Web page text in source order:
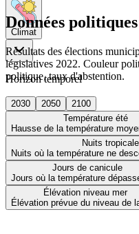
Climat
Horizon temporel
2030 2050
2100
Température été
Hausse de la température
Nuits
Nuits où la température ne
Jours de canicule
Jours où la température
Élévation niveau mer
Élévation prévue du niveau de
Données politiques
Résultats des élections
législatives 2022. Couleur
politique, taux d'abstention.